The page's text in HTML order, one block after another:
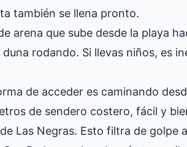
también se llena pronto.
arena que sube desde la playa
rodando. Si llevas niños, es
de acceder es caminando
de sendero costero, fácil y
Las Negras. Esto filtra de golpe